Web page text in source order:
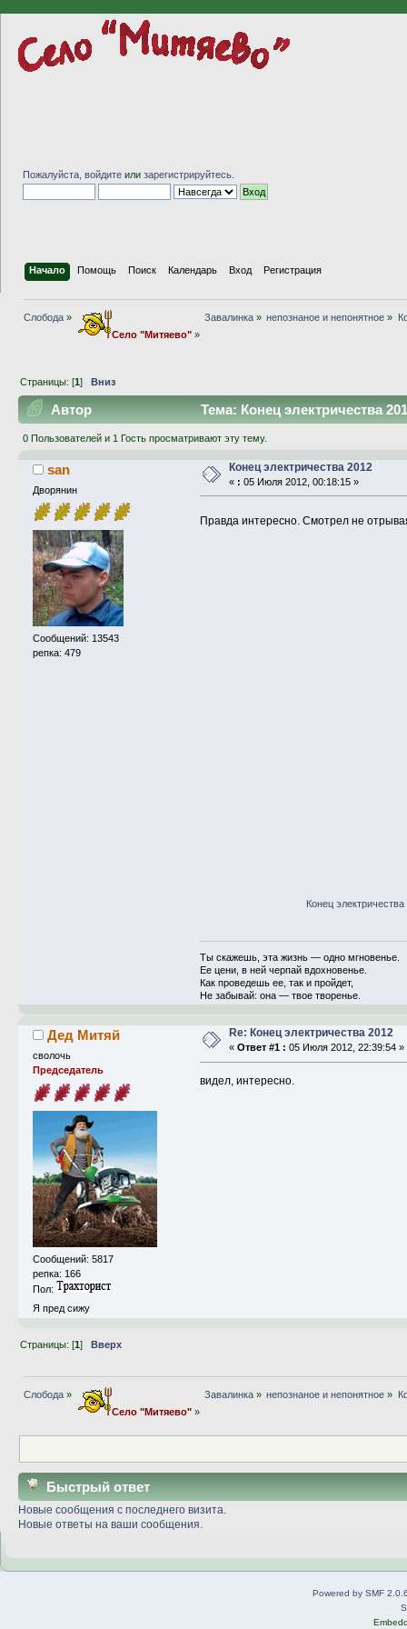
Пожалуйста, войдите или зарегистрируйтесь
Начало Помощь Поиск Календарь Вход Регистрация
Слобода »
Село "Митяево"»
Завалинка» непознаное и непонятное»
Страницы: [1]Вниз
Автор Тема: Конец электричества
0 Пользователей и 1 Гость просматривают эту тему.
san
Дворянин
Сообщений: 13543
репка: 479
Конец электричества 2012
« : 05 Июля 2012, 00:18:15 »
Правда интересно. Смотрел не
Конец
Ты скажешь, эта жизнь — одно мгновенье.
Ее цени, в ней черпай вдохновенье.
Как проведешь ее, так и пройдет,
Не забывай: она — твое творенье.
Дед Митяй
сволочь
Председатель
Сообщений: 5817
репка: 166
Пол:
Я пред сижу
Re: Конец электричества 2012
« Ответ #1 : 05 Июля 2012, 22:39:54 »
видел, интересно.
Страницы: [1]Вверх
Слобода »
Село "Митяево"»
Завалинка» непознаное и непонятное»
Быстрый ответ
Новые сообщения с последнего визита.
Новые ответы на ваши сообщения.
Powered by SMF